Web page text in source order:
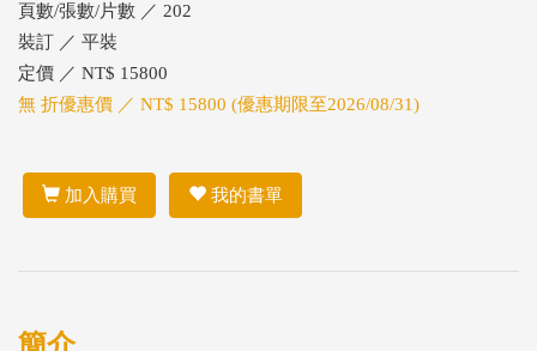
頁數/張數/片數 ／ 202
裝訂 ／ 平裝
定價 ／ NT$ 15800
無 折優惠價 ／ NT$ 15800 (優惠期限至2026/08/31)
加入購買 我的書單